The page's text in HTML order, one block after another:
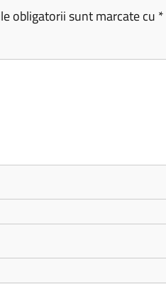
obligatorii sunt marcate cu *